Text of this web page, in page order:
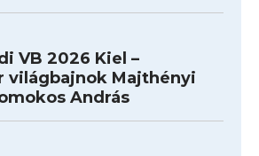
VB 2026 Kiel –
világbajnok Majthényi
András